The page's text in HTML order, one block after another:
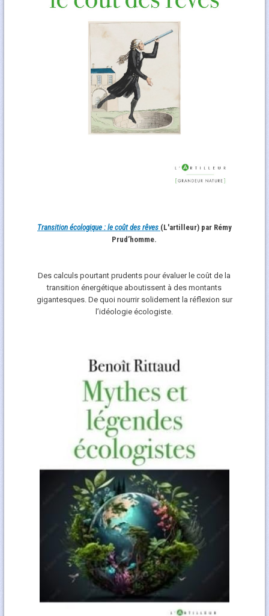
Transition écologique : le coût des rêves (L'artilleur) par Rémy
Prud’homme.
Des calculs pourtant prudents pour évaluer le coût de la
transition énergétique aboutissent à des montants
gigantesques. De quoi nourrir solidement la réflexion sur
l’idéologie écologiste.